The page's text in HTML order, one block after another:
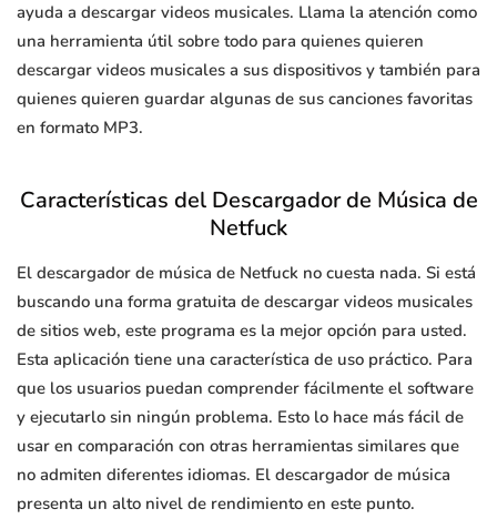
ayuda a descargar videos musicales. Llama la atención como
una herramienta útil sobre todo para quienes quieren
descargar videos musicales a sus dispositivos y también para
quienes quieren guardar algunas de sus canciones favoritas
en formato MP3.
Características del Descargador de Música de
Netfuck
El descargador de música de Netfuck no cuesta nada. Si está
buscando una forma gratuita de descargar videos musicales
de sitios web, este programa es la mejor opción para usted.
Esta aplicación tiene una característica de uso práctico. Para
que los usuarios puedan comprender fácilmente el software
y ejecutarlo sin ningún problema. Esto lo hace más fácil de
usar en comparación con otras herramientas similares que
no admiten diferentes idiomas. El descargador de música
presenta un alto nivel de rendimiento en este punto.